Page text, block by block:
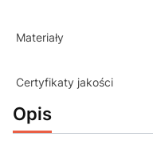
Materiały
Certyfikaty jakości
Opis